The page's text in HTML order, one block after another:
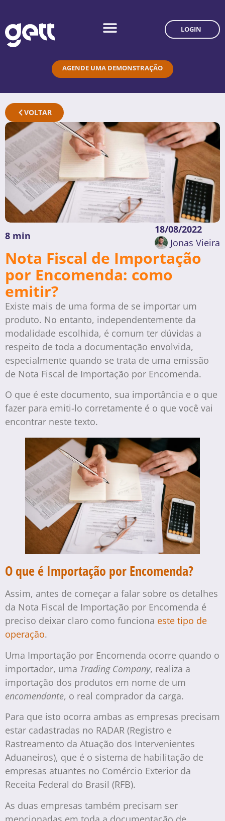
LOGIN
AGENDE UMA DEMONSTRAÇÃO
VOLTAR
8 min
18/08/2022
Jonas Vieira
Nota Fiscal de Importação
por Encomenda: como
emitir?
Existe mais de uma forma de se importar um
produto. No entanto, independentemente da
modalidade escolhida, é comum ter dúvidas a
respeito de toda a documentação envolvida,
especialmente quando se trata de uma emissão
de Nota Fiscal de Importação por Encomenda.
O que é este documento, sua importância e o que
fazer para emiti-lo corretamente é o que você vai
encontrar neste texto.
O que é Importação por Encomenda?
Assim, antes de começar a falar sobre os detalhes
da Nota Fiscal de Importação por Encomenda é
preciso deixar claro como funciona este tipo de
operação.
Uma Importação por Encomenda ocorre quando o
importador, uma Trading Company, realiza a
importação dos produtos em nome de um
encomendante, o real comprador da carga.
Para que isto ocorra ambas as empresas precisam
estar cadastradas no RADAR (Registro e
Rastreamento da Atuação dos Intervenientes
Aduaneiros), que é o sistema de habilitação de
empresas atuantes no Comércio Exterior da
Receita Federal do Brasil (RFB).
As duas empresas também precisam ser